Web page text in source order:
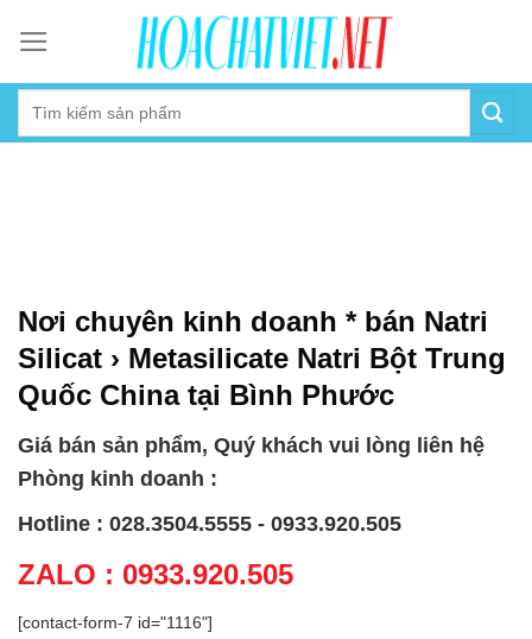
content
Nơi chuyên kinh doanh * bán Natri
Silicat › Metasilicate Natri Bột Trung
Quốc China tại Bình Phước
Giá bán sản phẩm, Quý khách vui lòng liên hệ
Phòng kinh doanh :
Hotline : 028.3504.5555 - 0933.920.505
ZALO : 0933.920.505
[contact-form-7 id="1116"]